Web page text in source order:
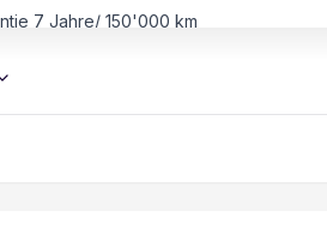
7 Jahre/ 150'000 km